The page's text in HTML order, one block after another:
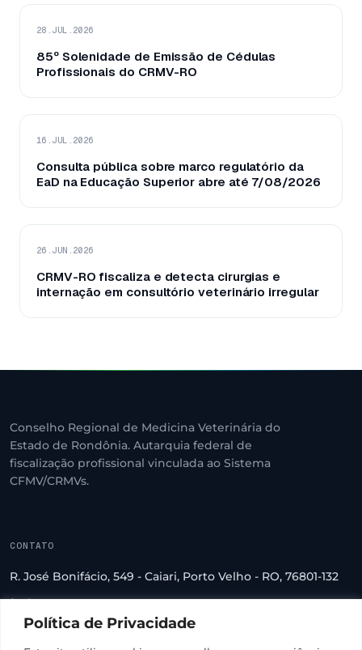
Política de Privacidade
28.JUL.2026
85º Solenidade de Emissão de Cédulas
Profissionais do CRMV-RO
16.JUL.2026
Consulta pública sobre marco regulatório da
EaD na Educação Superior abre até 7/08/2026
26.JUN.2026
CRMV-RO fiscaliza e detecta cirurgias e
internação em consultório veterinário irregular
Conselho Regional de Medicina Veterinária do
Estado de Rondônia. Autarquia federal de
fiscalização profissional vinculada ao Sistema
CFMV/CRMVs.
CONTATO
R. José Bonifácio, 549 - Caiari, Porto Velho - RO, 76801-132
(69) 3222-2560
crmv-ro@crmv-ro.org.br